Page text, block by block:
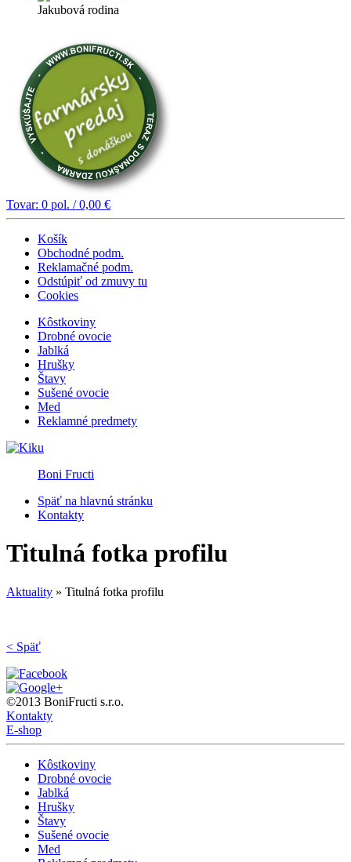
Jakubová rodina
Tovar: 0 pol. /0,00 €
Košík
Obchodné podm.
Reklamačné podm.
Odstúpiť od zmuvy tu
Cookies
Kôstkoviny
Drobné ovocie
Jablká
Hrušky
Štavy
Sušené ovocie
Med
Reklamné predmety
Boni Fructi
Späť na hlavnú stránku
Kontakty
Titulná fotka profilu
Aktuality » Titulná fotka profilu
< Späť
©2013 BoniFructi s.r.o.
Kontakty
E-shop
Kôstkoviny
Drobné ovocie
Jablká
Hrušky
Štavy
Sušené ovocie
Med